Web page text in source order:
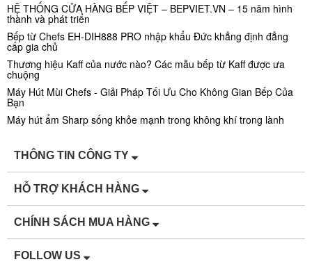
HỆ THỐNG CỬA HÀNG BẾP VIỆT – BEPVIET.VN – 15 năm hình
thành và phát triển
Bếp từ Chefs EH-DIH888 PRO nhập khẩu Đức khẳng định đẳng
cấp gia chủ
Thương hiệu Kaff của nước nào? Các mẫu bếp từ Kaff được ưa
chuộng
Máy Hút Mùi Chefs - Giải Pháp Tối Ưu Cho Không Gian Bếp Của
Bạn
Máy hút ẩm Sharp sống khỏe mạnh trong không khí trong lành
THÔNG TIN CÔNG TY
HỖ TRỢ KHÁCH HÀNG
CHÍNH SÁCH MUA HÀNG
FOLLOW US